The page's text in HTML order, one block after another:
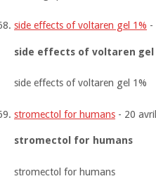
side effects of voltaren gel 1% -
side effects of voltaren gel
side effects of voltaren gel 1%
stromectol for humans - 20
stromectol for humans
stromectol for humans